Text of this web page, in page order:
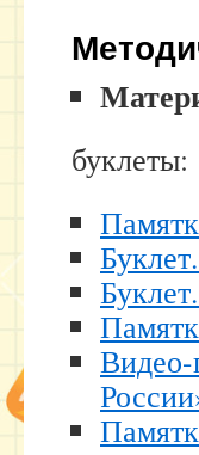
буклеты:
Видео-